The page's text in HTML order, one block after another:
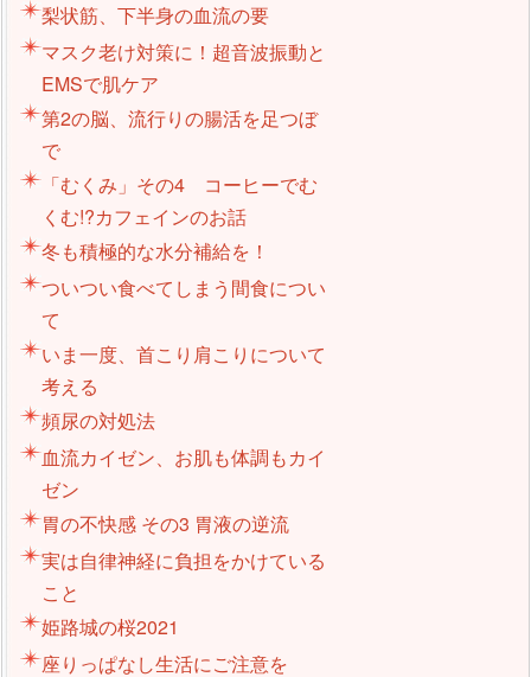
梨状筋、下半身の血流の要
マスク老け対策に！超音波振動と
EMSで肌ケア
第2の脳、流行りの腸活を足つぼ
で
「むくみ」その4 コーヒーでむ
くむ!?カフェインのお話
冬も積極的な水分補給を！
ついつい食べてしまう間食につい
て
いま一度、首こり肩こりについて
考える
頻尿の対処法
血流カイゼン、お肌も体調もカイ
ゼン
胃の不快感 その3 胃液の逆流
実は自律神経に負担をかけている
こと
姫路城の桜2021
座りっぱなし生活にご注意を